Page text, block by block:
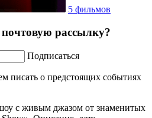
5 фильмов
рассылку?
Подписаться
писать о предстоящих событиях
с живым джазом от знаменитых